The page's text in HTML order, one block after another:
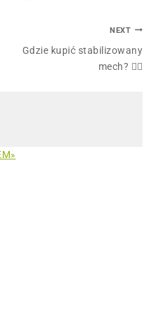
NEXT
Gdzie kupić stabilizowany
mech? 🤷‍♂️